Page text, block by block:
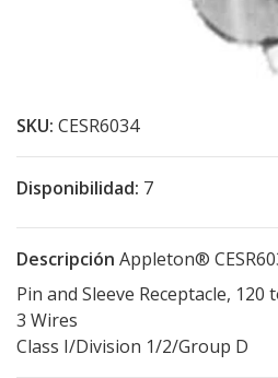
SKU: CESR6034
Disponibilidad: 7
Descripción Appleton®
Pin and Sleeve Receptacle, 120
3 Wires
Class I/Division 1/2/Group D